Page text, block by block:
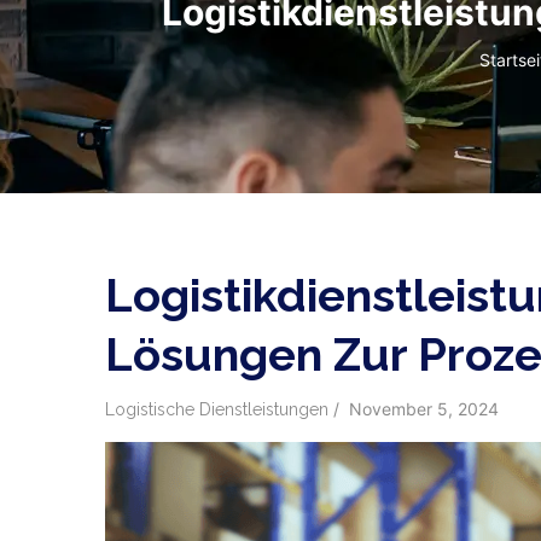
Lösungen Zur
Logistische Dienstleistungen / November 5, 2024